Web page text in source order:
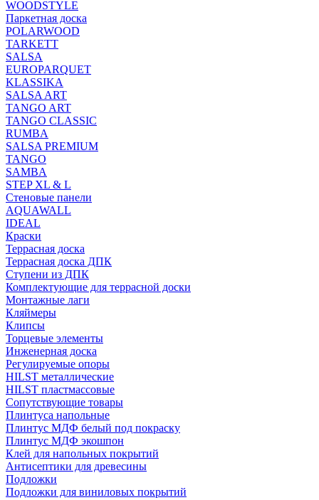
WOODSTYLE
Паркетная доска
POLARWOOD
TARKETT
SALSA
EUROPARQUET
KLASSIKA
SALSA ART
TANGO ART
TANGO CLASSIC
RUMBA
SALSA PREMIUM
TANGO
SAMBA
STEP XL & L
Стеновые панели
AQUAWALL
IDEAL
Краски
Террасная доска
Террасная доска ДПК
Ступени из ДПК
Комплектующие для террасной доски
Монтажные лаги
Кляймеры
Клипсы
Торцевые элементы
Инженерная доска
Регулируемые опоры
HILST металлические
HILST пластмассовые
Сопутствующие товары
Плинтуса напольные
Плинтус МДФ белый под покраску
Плинтус МДФ экошпон
Клей для напольных покрытий
Антисептики для древесины
Подложки
Подложки для виниловых покрытий